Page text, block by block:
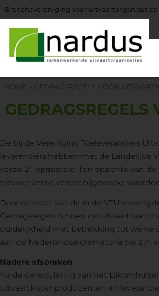
Branchevereniging voor
HOME GEDRAGSREGELS VOOR
De bij de Vereniging Toeleveranciers
leveranciers hebben met de Landelijke
versie 2.1 opgesteld. Ten opzichte van
nieuwe versie verder bijgewerkt
Door de inzet van de in de VTU
Gedragsregels binnen de
duidelijkheid met betrekking tot welke
aan de Nederlandse crematoria die zijn
Nadere afspraken
Na de deregulering van het
uitvaartkistenproducenten en